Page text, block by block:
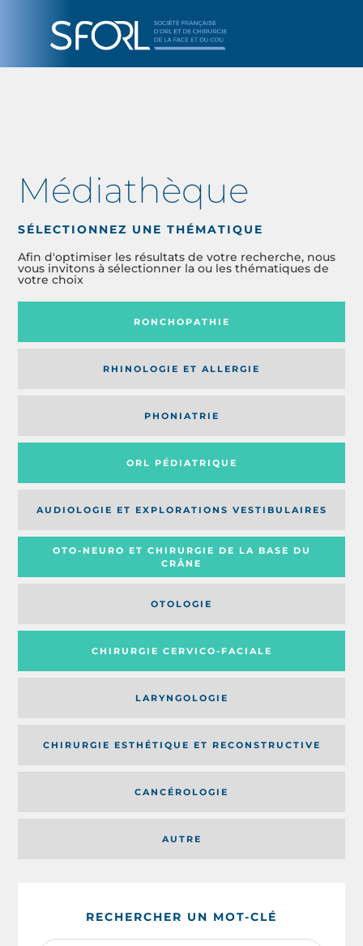
Médiathèque
SÉLECTIONNEZ UNE THÉMATIQUE
Afin d'optimiser les résultats de votre recherche, nous
vous invitons à sélectionner la ou les thématiques de
votre choix
RONCHOPATHIE
RHINOLOGIE ET ALLERGIE
PHONIATRIE
ORL PÉDIATRIQUE
AUDIOLOGIE ET EXPLORATIONS VESTIBULAIRES
OTO-NEURO ET CHIRURGIE DE LA BASE DU
CRÂNE
OTOLOGIE
CHIRURGIE CERVICO-FACIALE
AUTRE
LARYNGOLOGIE
CHIRURGIE ESTHÉTIQUE ET RECONSTRUCTIVE
CANCÉROLOGIE
RECHERCHER UN MOT-CLÉ